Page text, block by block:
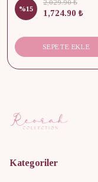
%15
2,029.90 ₺
1,724.90 ₺
SEPETE EKLE
Kategoriler